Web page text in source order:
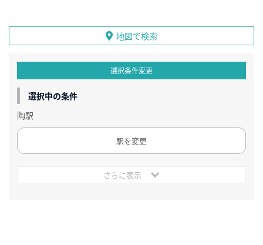
地図で検索
選択条件変更
選択中の条件
陶駅
駅を変更
さらに表示